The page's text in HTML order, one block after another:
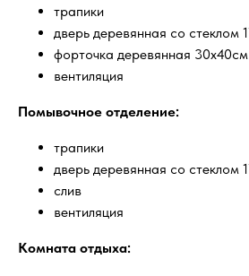
трапики
дверь деревянная со стеклом
форточка деревянная 30х40см
вентиляция
Помывочное отделение:
трапики
дверь деревянная со стеклом
слив
вентиляция
Комната отдыха: